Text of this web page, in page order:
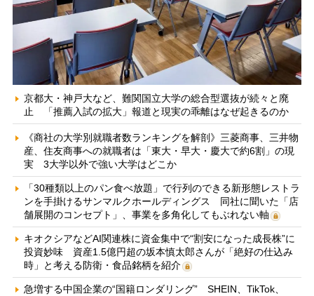
京都大・神戸大など、難関国立大学の総合型選抜が続々と廃
止 「推薦入試の拡大」報道と現実の乖離はなぜ起きるのか
《商社の大学別就職者数ランキングを解剖》三菱商事、三井物
産、住友商事への就職者は「東大・早大・慶大で約6割」の現
実 3大学以外で強い大学はどこか
「30種類以上のパン食べ放題」で行列のできる新形態レストラ
ンを手掛けるサンマルクホールディングス 同社に聞いた「店
舗展開のコンセプト」、事業を多角化してもぶれない軸
キオクシアなどAI関連株に資金集中で“割安になった成長株”に
投資妙味 資産1.5億円超の坂本慎太郎さんが「絶好の仕込み
時」と考える防衛・食品銘柄を紹介
急増する中国企業の“国籍ロンダリング” SHEIN、TikTok、